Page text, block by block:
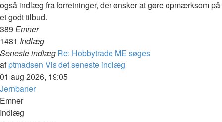
også indlæg fra forretninger, der ønsker at gøre opmærksom på
et godt tilbud.
389 Emner
1481 Indlæg
Seneste indlæg Re: Hobbytrade ME søges
afptmadsen Vis det seneste indlæg
01 aug 2026, 19:05
Jernbaner
Emner
Indlæg